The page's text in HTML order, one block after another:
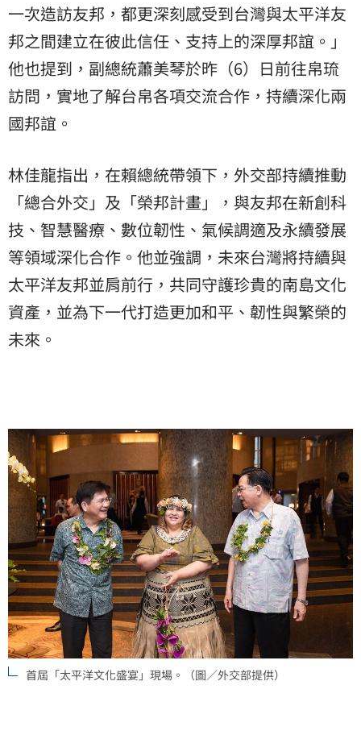
一次造訪友邦，都更深刻感受到台灣與太平洋友
邦之間建立在彼此信任、支持上的深厚邦誼。」
他也提到，副總統蕭美琴於昨（6）日前往帛琉
訪問，實地了解台帛各項交流合作，持續深化兩
國邦誼。
林佳龍指出，在賴總統帶領下，外交部持續推動
「總合外交」及「榮邦計畫」，與友邦在新創科
技、智慧醫療、數位韌性、氣候調適及永續發展
等領域深化合作。他並強調，未來台灣將持續與
太平洋友邦並肩前行，共同守護珍貴的南島文化
資產，並為下一代打造更加和平、韌性與繁榮的
未來。
首屆「太平洋文化盛宴」現場。（圖／外交部提供）